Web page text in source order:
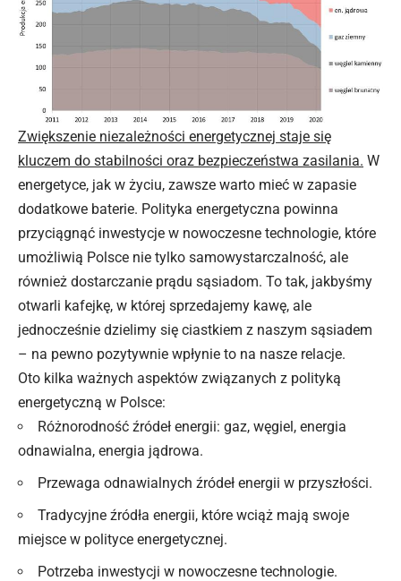
Zwiększenie niezależności energetycznej staje się
kluczem do stabilności oraz bezpieczeństwa zasilania. W
energetyce, jak w życiu, zawsze warto mieć w zapasie
dodatkowe baterie. Polityka energetyczna powinna
przyciągnąć inwestycje w nowoczesne technologie, które
umożliwią Polsce nie tylko samowystarczalność, ale
również dostarczanie prądu sąsiadom. To tak, jakbyśmy
otwarli kafejkę, w której sprzedajemy kawę, ale
jednocześnie dzielimy się ciastkiem z naszym sąsiadem
– na pewno pozytywnie wpłynie to na nasze relacje.
Oto kilka ważnych aspektów związanych z polityką
energetyczną w Polsce:
Różnorodność źródeł energii: gaz, węgiel, energia
odnawialna, energia jądrowa.
Przewaga odnawialnych źródeł energii w przyszłości.
Tradycyjne źródła energii, które wciąż mają swoje
miejsce w polityce energetycznej.
Potrzeba inwestycji w nowoczesne technologie.